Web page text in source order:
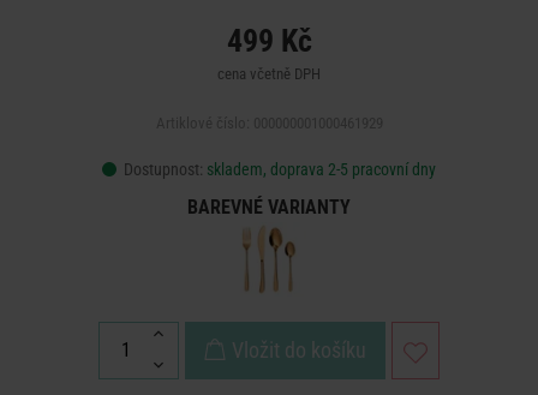
499 Kč
cena včetně DPH
Dostupnost: skladem, doprava 2-5 pracovní dny
BAREVNÉ VARIANTY
Vložit do košíku